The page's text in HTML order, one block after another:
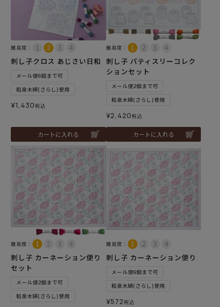
難易度：
刺し子クロス あじさい日和
メール便6個まで可
和泉木綿(さらし)使用
¥1,430税込
カートに入れる
難易度：
刺し子 パティスリーコレク
ションセット
メール便2個まで可
和泉木綿(さらし)使用
¥2,420税込
カートに入れる
難易度：
刺し子 カーネーション便り
セット
メール便2個まで可
和泉木綿(さらし)使用
難易度：
刺し子 カーネーション便り
メール便6個まで可
和泉木綿(さらし)使用
¥572税込